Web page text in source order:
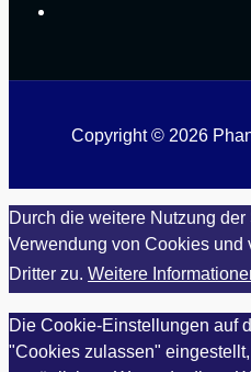
Copyright © 2026
Durch die weitere Nutzung
Verwendung von Cookies
Dritter zu. Weitere
Die Cookie-Einstellungen auf
"Cookies zulassen"